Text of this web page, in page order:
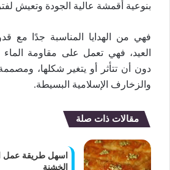
بنوعية أقمشة عالية الجودة وتعيش
فهي من الهدايا المناسبة جدًا مع
العيد، فهي تعمل على مقاومة الماء
دون أن تتأثر أو يتغير شكلها،
والزخارف الإسلامية البسيطة.
مقالات ذات صلة
اسهل طريقة عمل
الخشنة